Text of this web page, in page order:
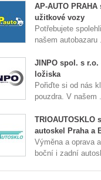
AP-AUTO
užitkové vozy
Potřebujete
našem autobazaru
JINPO spol. s
ložiska
Pořiďte si od nás
pouzdra. V našem
TRIOAUTOSKLO
autoskel Praha a
Výměna a oprava
boční i zadní